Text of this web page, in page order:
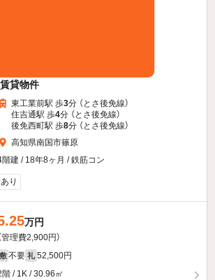
貸物件
東工業前駅 歩3分 （とさ後免線）
住吉通駅 歩4分 （とさ後免線）
後免西町駅 歩8分 （とさ後免線）
高知県南国市篠原
階建 / 18年8ヶ月 / 鉄筋コン
り
万円
管理費2,900円）
敷 不要 礼 52,500円
階 / 1K / 30.96㎡